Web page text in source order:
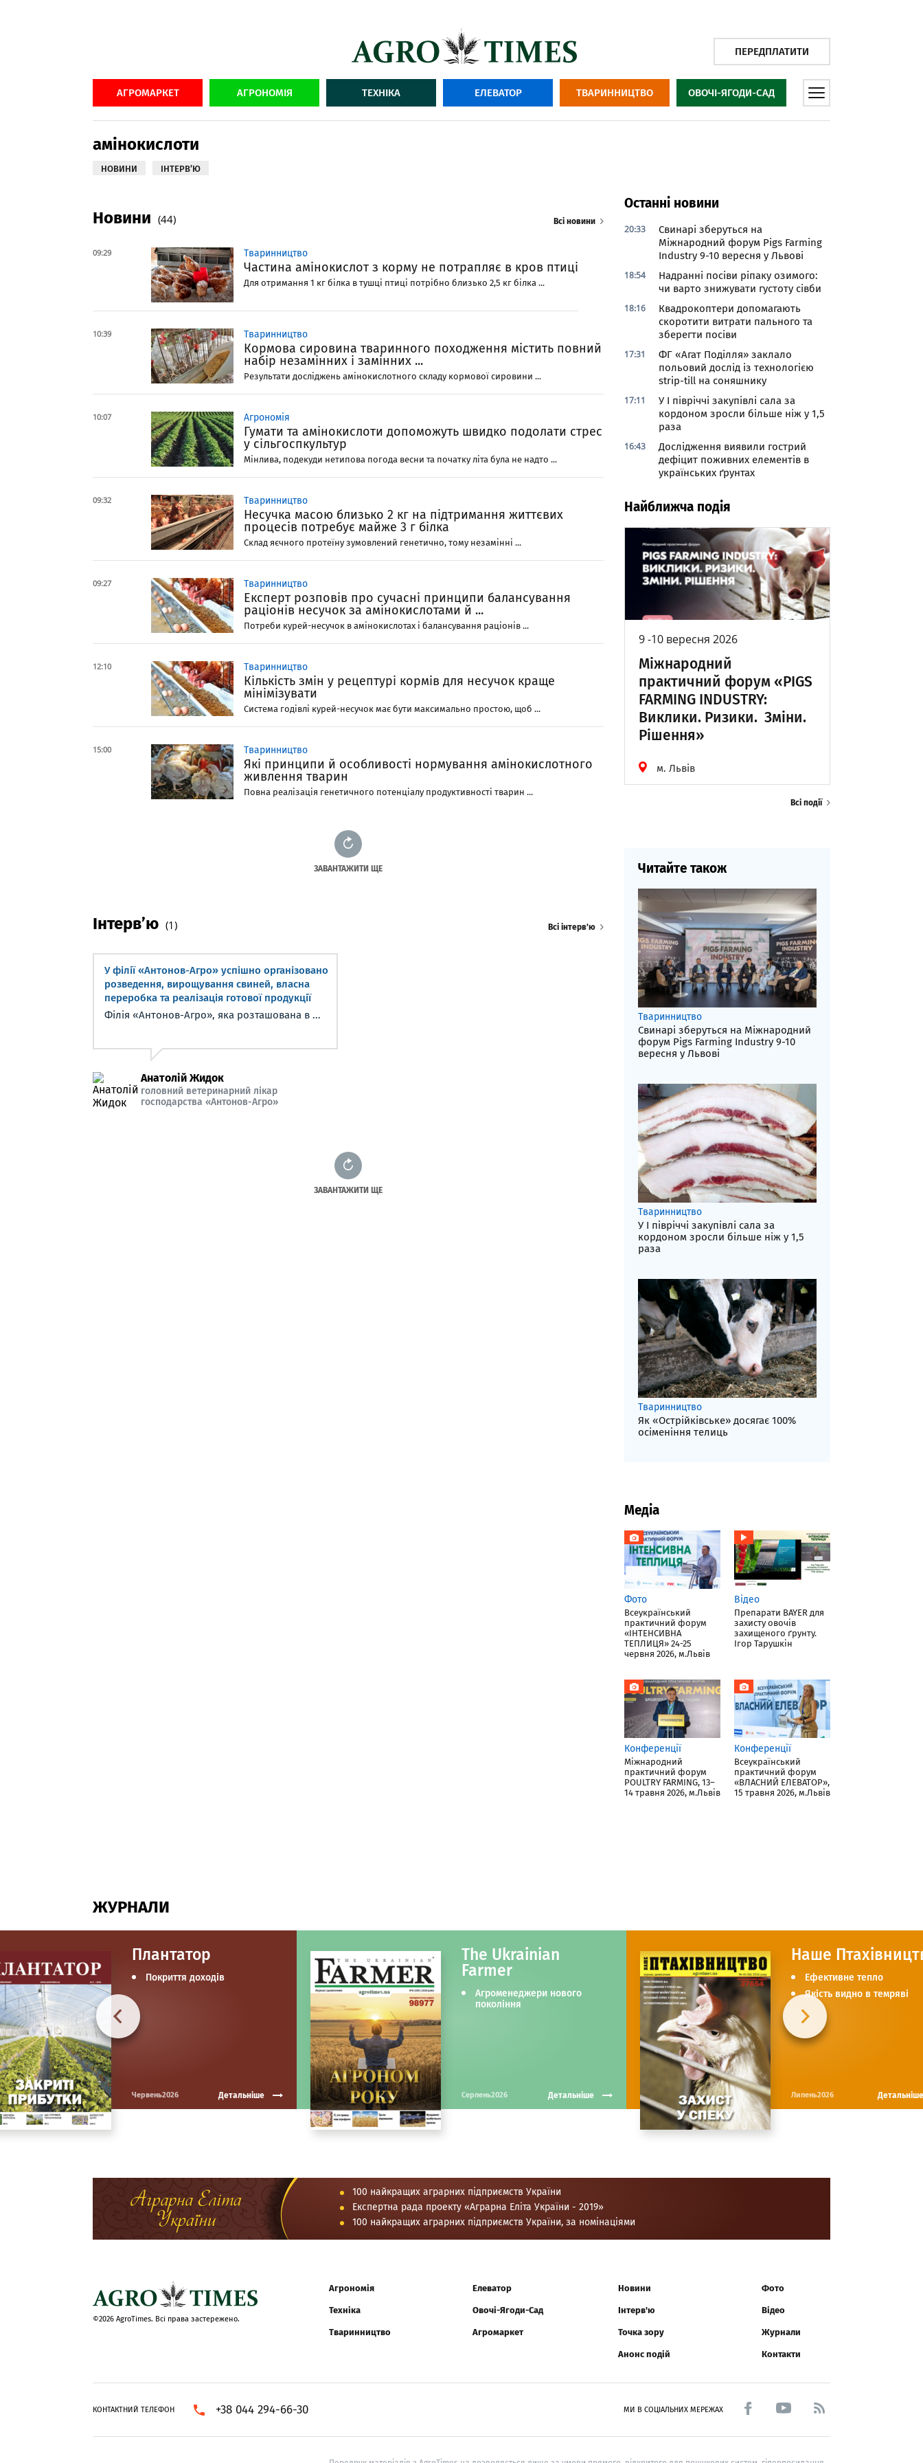
ПЕРЕДПЛАТИТИ
АГРОМАРКЕТ АГРОНОМІЯ ТЕХНІКА ЕЛЕВАТОР ТВАРИННИЦТВО ОВОЧІ-ЯГОДИ-САД
амінокислоти
НОВИНИ ІНТЕРВ’Ю
Новини (44) Всі новини
09:29 Тваринництво
Частина амінокислот з корму не потрапляє в кров птиці
Для отримання 1 кг білка в тушці птиці потрібно близько 2,5 кг білка ...
10:39 Тваринництво
Кормова сировина тваринного походження містить повний
набір незамінних і замінних ...
Результати досліджень амінокислотного складу кормової сировини ...
10:07 Агрономія
Гумати та амінокислоти допоможуть швидко подолати стрес
у сільгоспкультур
Мінлива, подекуди нетипова погода весни та початку літа була не надто ...
09:32 Тваринництво
Несучка масою близько 2 кг на підтримання життєвих
процесів потребує майже 3 г білка
Склад яєчного протеїну зумовлений генетично, тому незамінні ...
09:27 Тваринництво
Експерт розповів про сучасні принципи балансування
раціонів несучок за амінокислотами й ...
Потреби курей-несучок в амінокислотах і балансування раціонів ...
12:10 Тваринництво
Кількість змін у рецептурі кормів для несучок краще
мінімізувати
Система годівлі курей-несучок має бути максимально простою, щоб ...
15:00 Тваринництво
Які принципи й особливості нормування амінокислотного
живлення тварин
Повна реалізація генетичного потенціалу продуктивності тварин ...
ЗАВАНТАЖИТИ ЩЕ
Інтерв’ю (1) Всі інтерв’ю
У філії «Антонов-Агро» успішно організовано
розведення, вирощування свиней, власна
переробка та реалізація готової продукції
Філія «Антонов-Агро», яка розташована в ...
Анатолій Жидок
головний ветеринарний лікар
господарства «Антонов-Агро»
ЗАВАНТАЖИТИ ЩЕ
Останні новини
20:33
Свинарі зберуться на
Міжнародний форум Pigs Farming
Industry 9-10 вересня у Львові
18:54
Надранні посіви ріпаку озимого:
чи варто знижувати густоту сівби
18:16
Квадрокоптери допомагають
скоротити витрати пального та
зберегти посіви
17:31
ФГ «Агат Поділля» заклало
польовий дослід із технологією
strip-till на соняшнику
17:11
У І півріччі закупівлі сала за
кордоном зросли більше ніж у 1,5
раза
16:43
Дослідження виявили гострий
дефіцит поживних елементів в
українських ґрунтах
Найближча подія
9 -10 вересня 2026
Міжнародний
практичний форум «PIGS
FARMING INDUSTRY:
Виклики. Ризики. Зміни.
Рішення»
м. Львів
Всі події
Читайте також
Тваринництво
Свинарі зберуться на Міжнародний
форум Pigs Farming Industry 9-10
вересня у Львові
Тваринництво
У І півріччі закупівлі сала за
кордоном зросли більше ніж у 1,5
раза
Тваринництво
Як «Острійківське» досягає 100%
осіменіння телиць
Медіа
Фото
Всеукраїнський
практичний форум
«ІНТЕНСИВНА
ТЕПЛИЦЯ» 24-25
червня 2026, м.Львів
Відео
Препарати BAYER для
захисту овочів
захищеного ґрунту.
Ігор Тарушкін
Конференції
Міжнародний
практичний форум
POULTRY FARMING, 13–
14 травня 2026, м.Львів
Конференції
Всеукраїнський
практичний форум
«ВЛАСНИЙ ЕЛЕВАТОР»,
15 травня 2026, м.Львів
ЖУРНАЛИ
The Ukrainian
Farmer
Агроменеджери нового
покоління
Серпень2026 Детальніше
Наше
Ефективне тепло
Якість видно в темряві
Липень2026 Детальніше
Плантатор
Покриття доходів
Червень2026 Детальніше
100 найкращих аграрних підприємств України
Експертна рада проекту «Аграрна Еліта України - 2019»
100 найкращих аграрних підприємств України, за номінаціями
©2026 AgroTimes. Всі права застережено.
Агрономія
Техніка
Тваринництво
Елеватор
Овочі-Ягоди-Сад
Агромаркет
Новини
Інтерв'ю
Точка зору
Анонс подій
Фото
Відео
Журнали
Контакти
КОНТАКТНИЙ ТЕЛЕФОН +38 044 294-66-30 МИ В СОЦІАЛЬНИХ МЕРЕЖАХ